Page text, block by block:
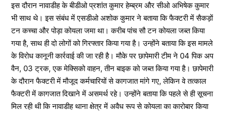
इस दौरान नावाडीह के बीडीओ प्रशांत कुमार हेम्ब्रम और सीओ अभिषेक कुमार
भी साथ थे। इस संबंध में एसडीओ अशोक कुमार ने बताया कि फैक्टरी में सैकड़ों
टन कच्चा और पोड़ा कोयला जमा था। करीब पांच सौ टन कोयला जब्त किया
गया है, साथ ही दो लोगों को गिरफ्तार किया गया है। उन्होंने बताया कि इस मामले
के विरोध कानूनी कार्रवाई की जा रही है। मौके पर छापेमारी टीम ने 04 पिक अप
वैन, 03 ट्रक, एक मेक्सिको वाहन, तीन बाइक को जब्त किया गया है। छापेमारी
के दौरान फैक्टरी में मौजूद कर्मचारियों से कागजात मांगे गए, लेकिन वे तत्काल
फैक्टरी में कागजात दिखाने में असमर्थ रहे। उन्होंने बताया कि पहले से ही सूचना
मिल रही थी कि नावाडीह थाना क्षेत्र में अवैध रूप से कोयला का कारोबार किया